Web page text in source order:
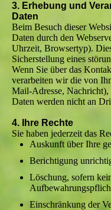
3. Erhebung und
Daten
Beim Besuch dieser
Daten durch den
Uhrzeit, Browsertyp).
Sicherstellung eines
Wenn Sie über das
verarbeiten wir die von
Mail-Adresse,
Daten werden nicht an
4. Ihre Rechte
Sie haben jederzeit das
Auskunft über Ihre
Berichtigung
Löschung, sofern
Einschränkung der